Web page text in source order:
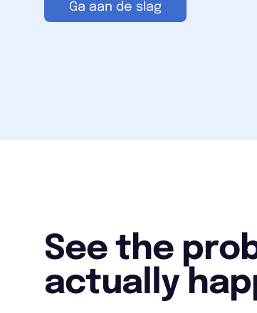
Ga aan de slag
See the
actually